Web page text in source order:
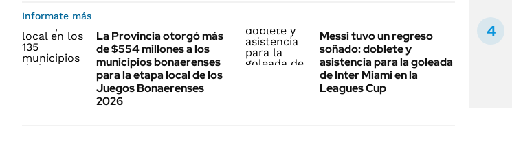
Informate más
La Provincia otorgó más
de $554 millones a los
municipios bonaerenses
para la etapa local de los
Juegos Bonaerenses
2026
Messi tuvo un regreso
soñado: doblete y
asistencia para la goleada
de Inter Miami en la
Leagues Cup